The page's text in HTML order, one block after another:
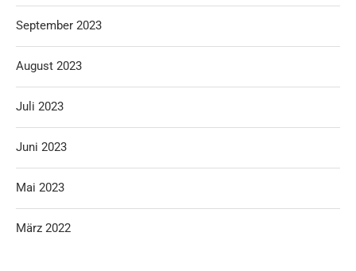
September 2023
August 2023
Juli 2023
Juni 2023
Mai 2023
März 2022